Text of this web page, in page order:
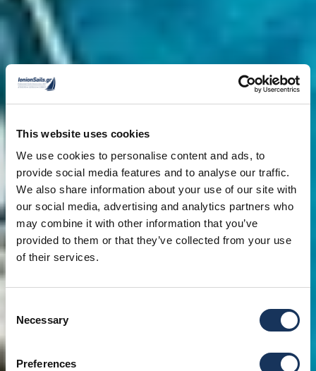
This website uses cookies
We use cookies to personalise content and ads, to
provide social media features and to analyse our traffic.
We also share information about your use of our site with
our social media, advertising and analytics partners who
may combine it with other information that you’ve
provided to them or that they’ve collected from your use
of their services.
Selection
Necessary
Preferences